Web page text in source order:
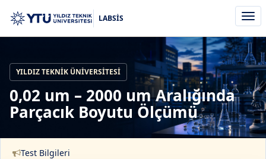
aç/
LABSİS
YILDIZ TEKNIK ÜNIVERSITESI
0,02 um – 2000 um Aralığında
Parçacık Boyutu Ölçümü
Test Bilgileri